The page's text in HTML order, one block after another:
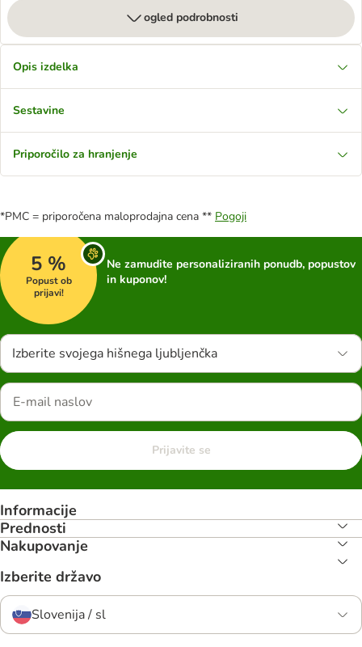
ogled podrobnosti
Opis izdelka
Sestavine
Priporočilo za hranjenje
*PMC = priporočena maloprodajna cena ** Pogoji
5 %
Popust ob
prijavi!
Ne zamudite personaliziranih ponudb, popustov
in kuponov!
Izberite svojega hišnega ljubljenčka
Prijavite se
Informacije
Prednosti
Nakupovanje
Izberite državo
Slovenija / sl